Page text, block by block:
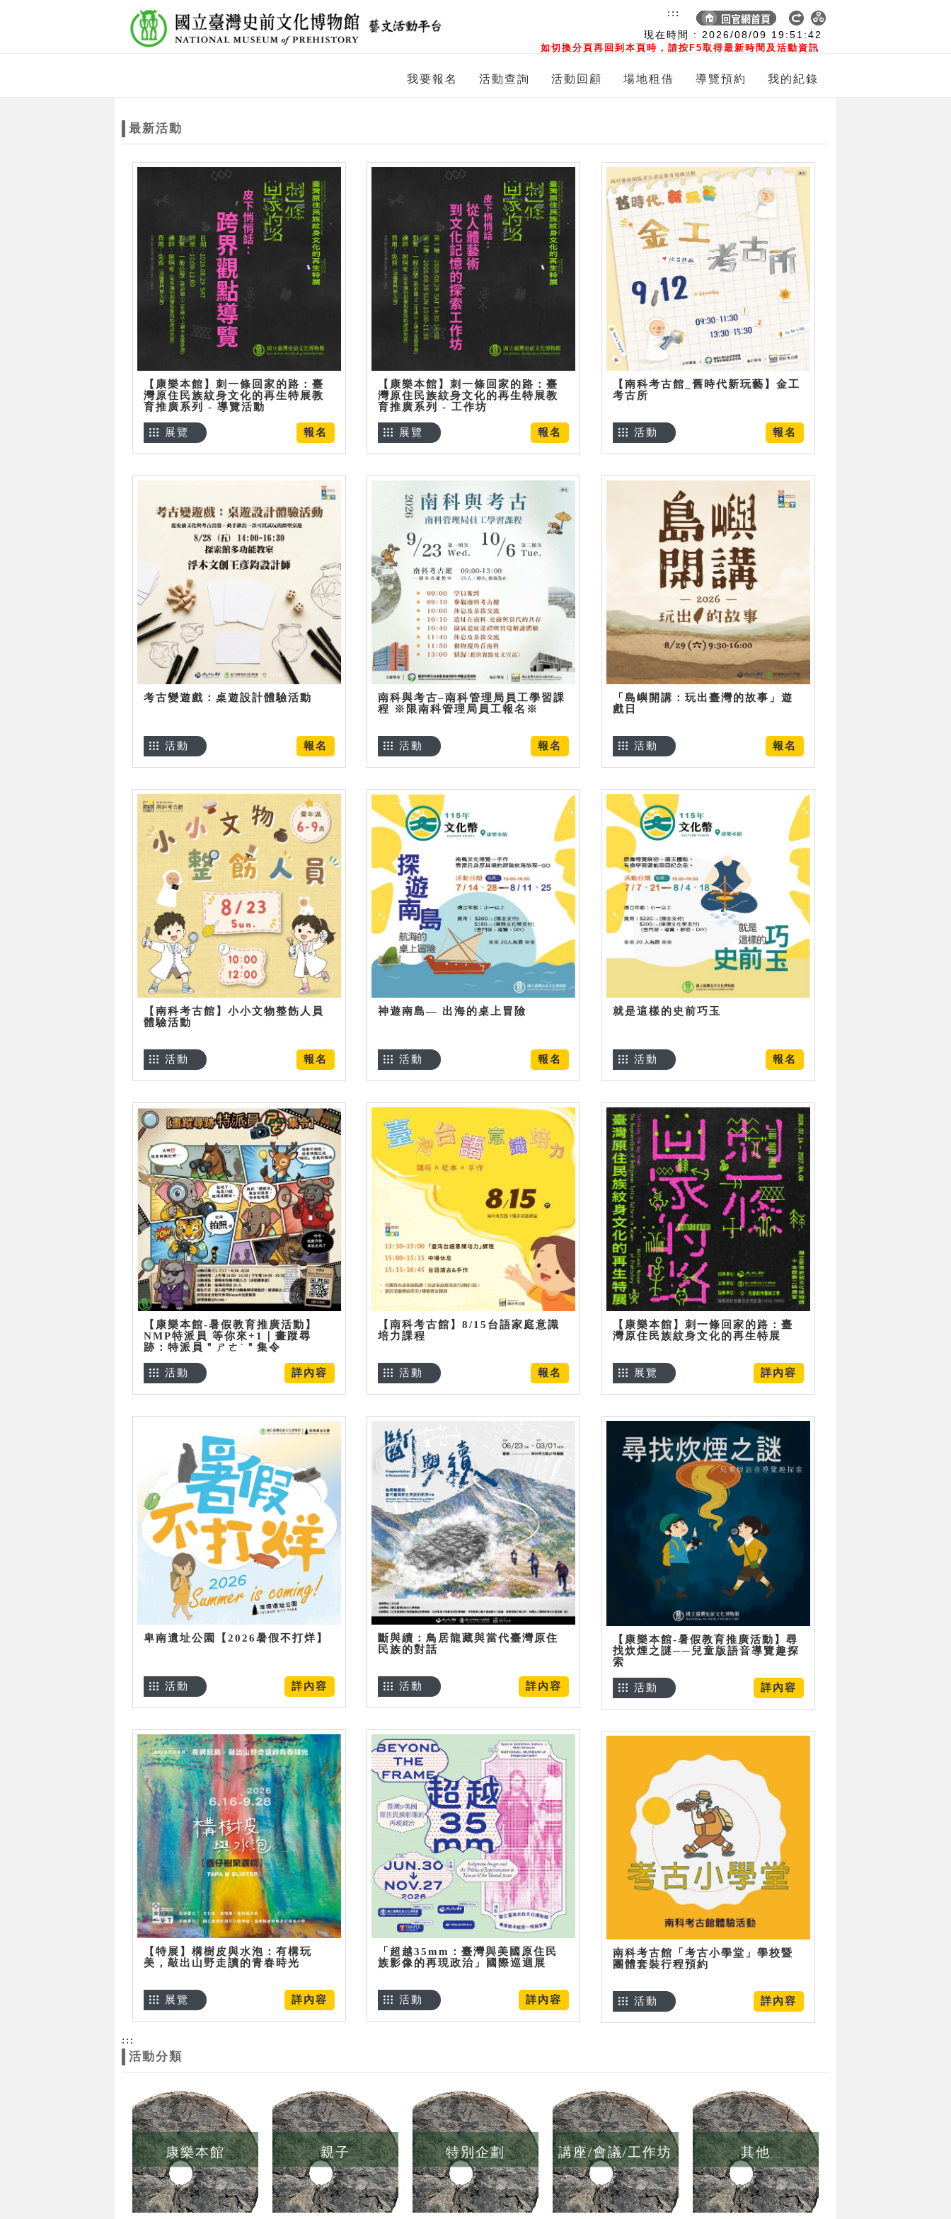
現在時間 : 2026/08/09 19:51:43
如切換分頁再回到本頁時，請按F5取得最新時間及活動資訊
:::
我要報名 活動查詢 活動回顧 場地租借 導覽預約 我的紀錄
最新活動
【康樂本館】刺一條回家的路：臺
灣原住民族紋身文化的再生特展教
育推廣系列 - 導覽活動
報名
展覽
【康樂本館】刺一條回家的路：臺
灣原住民族紋身文化的再生特展教
育推廣系列 - 工作坊
報名
展覽
【南科考古館_舊時代新玩藝】金工
考古所
報名
活動
考古變遊戲：桌遊設計體驗活動
報名
活動
南科與考古–南科管理局員工學習課
程 ※限南科管理局員工報名※
報名
活動
「島嶼開講：玩出臺灣的故事」遊
戲日
報名
活動
【南科考古館】小小文物整飭人員
體驗活動
報名
活動
神遊南島— 出海的桌上冒險
報名
活動
就是這樣的史前巧玉
報名
活動
【康樂本館-暑假教育推廣活動】
NMP特派員 等你來+1｜畫蹤尋
跡：特派員＂ㄕㄜˋ＂集令
詳內容
活動
【南科考古館】8/15台語家庭意識
培力課程
報名
活動
【康樂本館】刺一條回家的路：臺
灣原住民族紋身文化的再生特展
詳內容
展覽
卑南遺址公園【2026暑假不打烊】
詳內容
活動
斷與續：鳥居龍藏與當代臺灣原住
民族的對話
詳內容
活動
【康樂本館-暑假教育推廣活動】尋
找炊煙之謎──兒童版語音導覽趣探
索
詳內容
活動
【特展】構樹皮與水泡：有構玩
美，敲出山野走讀的青春時光
詳內容
展覽
「超越35mm：臺灣與美國原住民
族影像的再現政治」國際巡迴展
詳內容
活動
南科考古館「考古小學堂」學校暨
團體套裝行程預約
詳內容
活動
:::
活動分類
康樂本館 親子 特別企劃 講座/會議/工作坊 其他